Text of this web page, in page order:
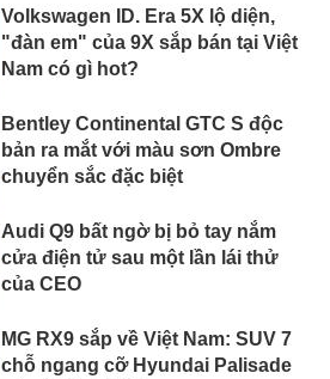
Volkswagen ID. Era 5X lộ diện,
"đàn em" của 9X sắp bán tại Việt
Nam có gì hot?
Bentley Continental GTC S độc
bản ra mắt với màu sơn Ombre
chuyển sắc đặc biệt
Audi Q9 bất ngờ bị bỏ tay nắm
cửa điện tử sau một lần lái thử
của CEO
MG RX9 sắp về Việt Nam: SUV 7
chỗ ngang cỡ Hyundai Palisade